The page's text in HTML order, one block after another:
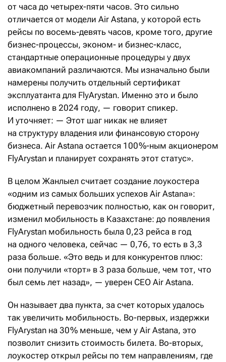
от часа до четырех-пяти часов. Это сильно
отличается от модели Air Astana, у которой есть
рейсы по восемь-девять часов, кроме того, другие
бизнес-процессы, эконом- и бизнес-класс,
стандартные операционные процедуры у двух
авиакомпаний различаются. Мы изначально были
намерены получить отдельный сертификат
эксплуатанта для FlyArystan. Именно это и было
исполнено в 2024 году, — говорит спикер.
И уточняет: — Этот шаг никак не влияет
на структуру владения или финансовую сторону
бизнеса. Air Astana остается 100 %-ным акционером
FlyArystan и планирует сохранять этот статус».
В целом Жанлыел считает создание лоукостера
«одним из самых больших успехов Air Astana»:
бюджетный перевозчик полностью, как он говорит,
изменил мобильность в Казахстане: до появления
FlyArystan мобильность была 0,23 рейса в год
на одного человека, сейчас — 0,76, то есть в 3,3
раза больше. «Это ведь и для конкурентов плюс:
они получили «торт» в 3 раза больше, чем тот, что
был семь лет назад», — уверен CEO Air Astana.
Он называет два пункта, за счет которых удалось
так увеличить мобильность. Во-первых, издержки
FlyArystan на 30 % меньше, чем у Air Astana, это
позволит снизить стоимость билета. Во-вторых,
лоукостер открыл рейсы по тем направлениям, где